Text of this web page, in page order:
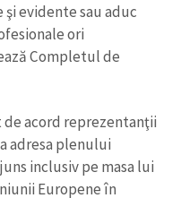
evidente sau aduc
ori
Completul de
de acord reprezentanţii
adresa plenului
inclusiv pe masa lui
Europene în